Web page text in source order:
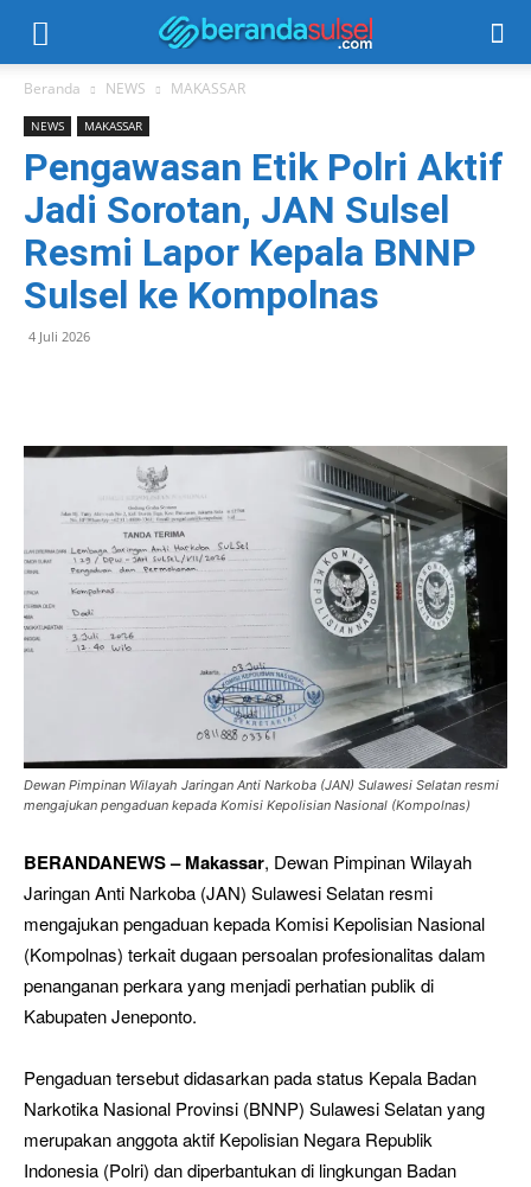
Beranda NEWS MAKASSAR
NEWS MAKASSAR
Pengawasan Etik Polri Aktif
Jadi Sorotan, JAN Sulsel
Resmi Lapor Kepala BNNP
Sulsel ke Kompolnas
4 Juli 2026
Dewan Pimpinan Wilayah Jaringan Anti Narkoba (JAN) Sulawesi Selatan resmi
mengajukan pengaduan kepada Komisi Kepolisian Nasional (Kompolnas)
BERANDANEWS – Makassar, Dewan Pimpinan Wilayah
Jaringan Anti Narkoba (JAN) Sulawesi Selatan resmi
mengajukan pengaduan kepada Komisi Kepolisian Nasional
(Kompolnas) terkait dugaan persoalan profesionalitas dalam
penanganan perkara yang menjadi perhatian publik di
Kabupaten Jeneponto.
Pengaduan tersebut didasarkan pada status Kepala Badan
Narkotika Nasional Provinsi (BNNP) Sulawesi Selatan yang
merupakan anggota aktif Kepolisian Negara Republik
Indonesia (Polri) dan diperbantukan di lingkungan Badan